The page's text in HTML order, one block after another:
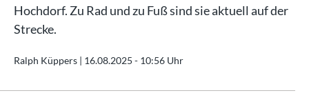
Hochdorf. Zu Rad und zu Fuß sind sie aktuell auf der
Strecke.
Ralph Küppers | 16.08.2025 - 10:56 Uhr